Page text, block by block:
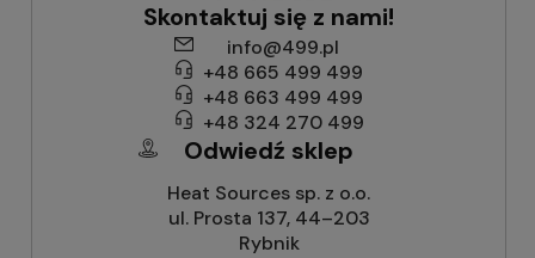
Skontaktuj się z nami!
info@499.pl
+48 665 499 499
+48 663 499 499
+48 324 270 499
Odwiedź sklep
Heat Sources sp. z o.o.
ul. Prosta 137, 44–203
Rybnik